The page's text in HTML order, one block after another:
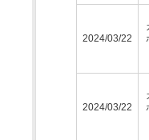
2024/03/22
2024/03/22